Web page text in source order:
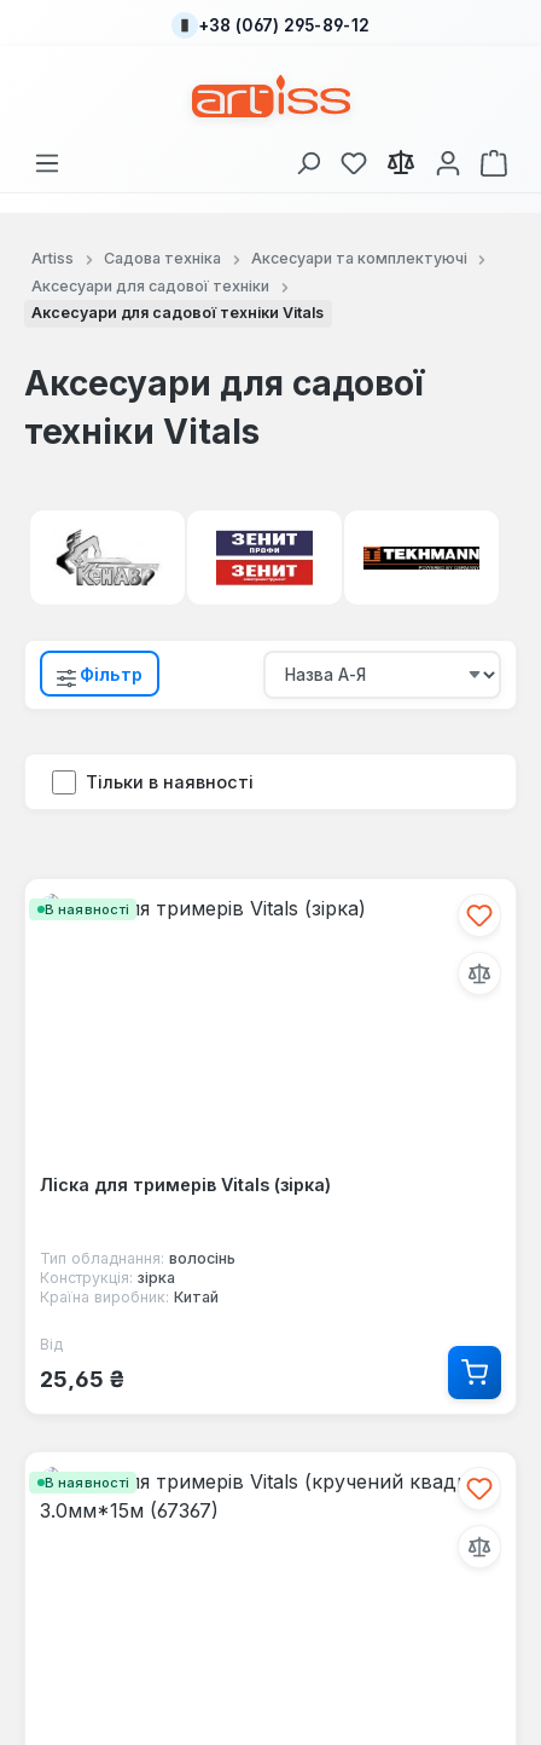
Перейти до основного вмісту
+38 (067) 295-89-12
У вас є 0 у списку
Artiss Садова техніка
Аксесуари та комплектуючі
Аксесуари для садової техніки
Аксесуари для садової техніки Vitals
Аксесуари для садової
техніки Vitals
Фільтр
Тільки в наявності
В наявності
Ліска для тримерів Vitals (зiрка)
Тип обладнання: волосінь
Конструкція: зірка
Країна виробник: Китай
Звичайна ціна:
Від
25,65 ₴
В наявності